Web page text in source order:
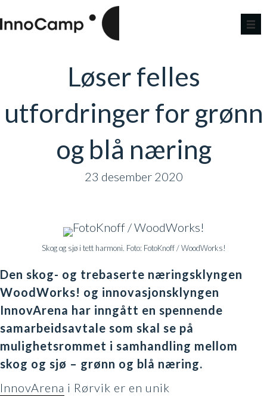
Løser felles
utfordringer for grønn
og blå næring
23 desember 2020
Skog og sjø i tett harmoni. Foto: FotoKnoff / WoodWorks!
Den skog- og trebaserte næringsklyngen
WoodWorks! og innovasjonsklyngen
InnovArena har inngått en spennende
samarbeidsavtale som skal se på
mulighetsrommet i samhandling mellom
skog og sjø – grønn og blå næring.
InnovArena i Rørvik er en unik